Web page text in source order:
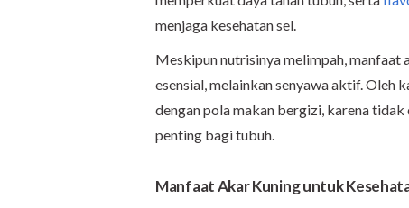
menjaga kesehatan sel.
Meskipun nutrisinya melimpah, manfaat
esensial, melainkan senyawa aktif. Oleh
dengan pola makan bergizi, karena
penting bagi tubuh.
Manfaat Akar Kuning untuk